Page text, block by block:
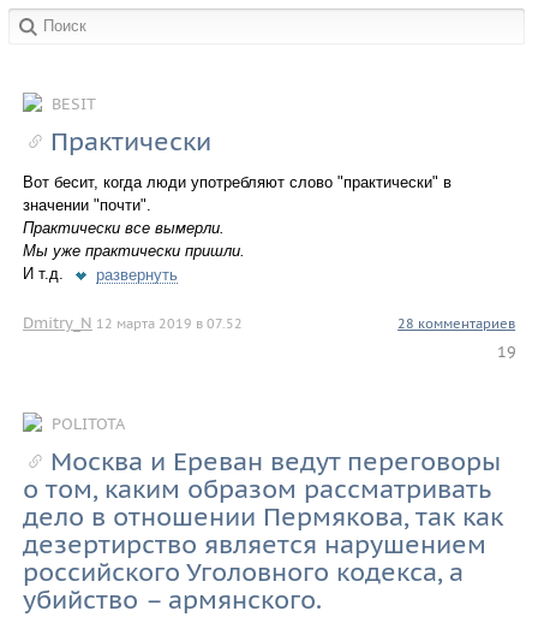
BESIT
Практически
Вот бесит, когда люди употребляют слово "практически" в
значении "почти".
Практически все вымерли.
Мы уже практически пришли.
И т.д.
развернуть
Dmitry_N 12 марта 2019 в 07.52 28 комментариев
19
POLITOTA
Москва и Ереван ведут переговоры
о том, каким образом рассматривать
дело в отношении Пермякова, так как
дезертирство является нарушением
российского Уголовного кодекса, а
убийство – армянского.